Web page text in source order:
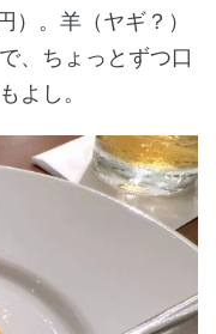
）。羊（ヤギ？）
、ちょっとずつ口
よし。